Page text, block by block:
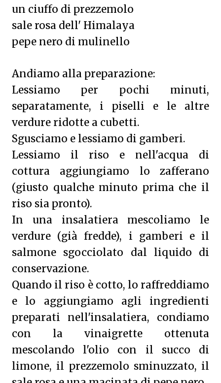
un ciuffo di prezzemolo
sale rosa dell' Himalaya
pepe nero di mulinello
Andiamo alla preparazione:
Lessiamo per pochi minuti,
separatamente, i piselli e le altre
verdure ridotte a cubetti.
Sgusciamo e lessiamo di gamberi.
Lessiamo il riso e nell'acqua di
cottura aggiungiamo lo zafferano
(giusto qualche minuto prima che il
riso sia pronto).
In una insalatiera mescoliamo le
verdure (già fredde), i gamberi e il
salmone sgocciolato dal liquido di
conservazione.
Quando il riso è cotto, lo raffreddiamo
e lo aggiungiamo agli ingredienti
preparati nell'insalatiera, condiamo
con la vinaigrette ottenuta
mescolando l'olio con il succo di
limone, il prezzemolo sminuzzato, il